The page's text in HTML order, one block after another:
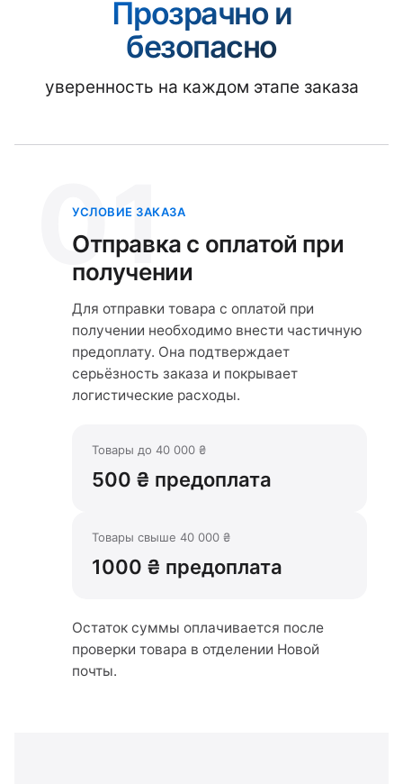
Прозрачно и
безопасно
уверенность на каждом этапе заказа
01
УСЛОВИЕ ЗАКАЗА
Отправка с оплатой при
получении
Для отправки товара с оплатой при
получении необходимо внести частичную
предоплату. Она подтверждает
серьёзность заказа и покрывает
логистические расходы.
Товары до 40 000 ₴
500 ₴ предоплата
Товары свыше 40 000 ₴
1000 ₴ предоплата
Остаток суммы оплачивается после
проверки товара в отделении Новой
почты.